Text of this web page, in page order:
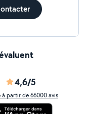
4,6/5
à partir de 66000 avis